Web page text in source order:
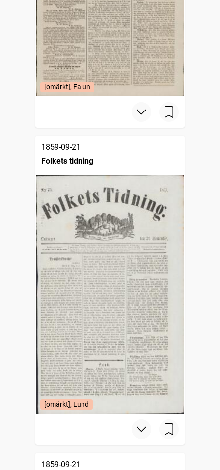
[omärkt], Falun
1859-09-21
Folkets tidning
[omärkt], Lund
1859-09-21